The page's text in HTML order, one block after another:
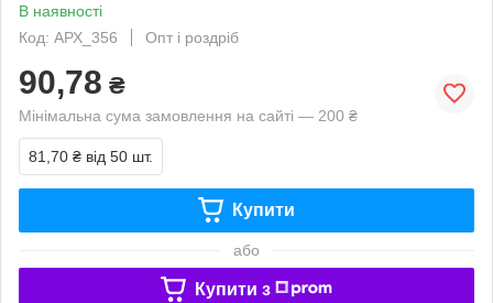
В наявності
Код: АРХ_356
Опт і роздріб
90,78 ₴
Мінімальна сума замовлення на сайті — 200 ₴
81,70 ₴ від 50 шт.
Купити
або
Купити з